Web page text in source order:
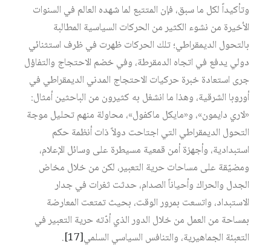
وتأكيداً لكل ما سبق، فإن المتتبع لما شهده العالم في السنوات
الأخيرة من نشوء الكثير من الحركات السياسية المطالبة
بالتحول الديمقراطي؛ تلك الحركات ظهرت في ظرف استثنائي
دولي يدفع في اتجاه الدمقرطة، وفي خضم الاحتجاج والتفاؤل
جرى استعادة خبرة حركيات الاحتجاج المدني الديمقراطي في
أوروبا الشرقية، وهذا ما انشغل به كثيرون من الباحثين أمثال:
«لاري دايمون»، و«مايكل ماكفول»، محاولة منهم تحليل موجة
التحول الديمقراطي التي اجتاحت دولاً ذات أنظمة حكم
استبدادية، وأجهزة أمن قمعية مسيطرة على وسائل الإعلام،
ومضيّقة على مساحات حرية التعبير، لكن من خلال مخاض
الجدل والحراك وأحياناً الصدام، حدثت ثغرات في جدار
الاستبداد، واتسعت بمرور الوقت، بحيث تمتعت المعارضة
بمساحة من العمل من خلال الدور الذي أدّته حرية التعبير في
التعبئة الجماهيرية، والتنافس السياسي السلمي‏[17]
.